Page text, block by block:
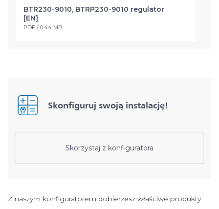
BTR230-9010, BTRP230-9010 regulator
[EN]
PDF / 0.44 MB
Skonfiguruj swoją instalację!
Skorzystaj z konfiguratora
Z naszym konfiguratorem dobierzesz właściwe produkty